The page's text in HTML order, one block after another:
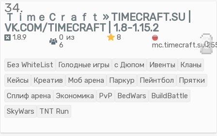
34.
ＴｉｍｅＣｒａｆｔ » TIMECRAFT.SU |
VK.COM/TIMECRAFT | 1.8-1.15.2
1.8.9
0 из
6
8
0
Без WhiteList Голодные игры с Дюпом Ивенты
Кланы
Кейсы
Креатив Моб арена Паркур Пейнтбол
Прятки
Сплиф арена
Экономика PvP BedWars
BuildBattle
SkyWars
TNT Run